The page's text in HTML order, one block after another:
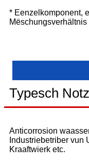
* Eenzelkomponent,
Typesch
Anticorrosion
Industriebetriber vun
Kraaftwierk etc.